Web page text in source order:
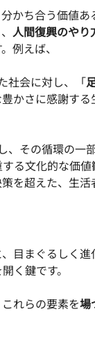
かち合う価値
人間復興のやり
例えば、
社会に対し、「
かさに感謝す
、その循環の一
る文化的な価
を超えた、生活
目まぐるしく
く鍵です。
れらの要素を場